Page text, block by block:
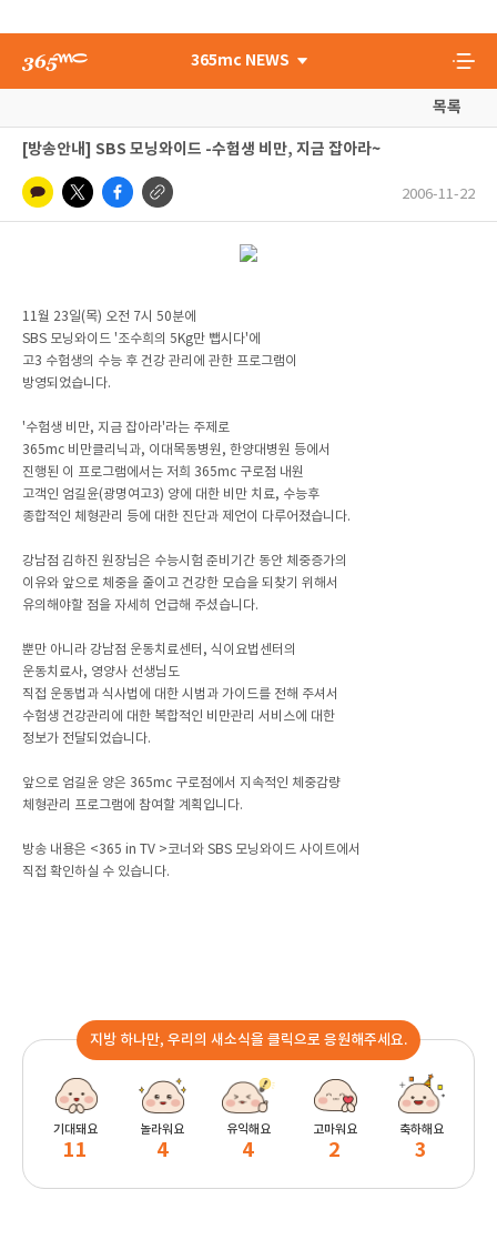
365mc NEWS
목록
[방송안내] SBS 모닝와이드 -수험생 비만, 지금 잡아라~
2006-11-22
11월 23일(목) 오전 7시 50분에
SBS 모닝와이드 '조수희의 5Kg만 뺍시다'에
고3 수험생의 수능 후 건강 관리에 관한 프로그램이
방영되었습니다.
'수험생 비만, 지금 잡아라'라는 주제로
365mc 비만클리닉과, 이대목동병원, 한양대병원 등에서
진행된 이 프로그램에서는 저희 365mc 구로점 내원
고객인 엄길윤(광명여고3) 양에 대한 비만 치료, 수능후
종합적인 체형관리 등에 대한 진단과 제언이 다루어졌습니다.
강남점 김하진 원장님은 수능시험 준비기간 동안 체중증가의
이유와 앞으로 체중을 줄이고 건강한 모습을 되찾기 위해서
유의해야할 점을 자세히 언급해 주셨습니다.
뿐만 아니라 강남점 운동치료센터, 식이요법센터의
운동치료사, 영양사 선생님도
직접 운동법과 식사법에 대한 시범과 가이드를 전해 주셔서
수험생 건강관리에 대한 복합적인 비만관리 서비스에 대한
정보가 전달되었습니다.
앞으로 엄길윤 양은 365mc 구로점에서 지속적인 체중감량
체형관리 프로그램에 참여할 계획입니다.
방송 내용은 <365 in TV >코너와 SBS 모닝와이드 사이트에서
직접 확인하실 수 있습니다.
지방 하나만, 우리의 새소식을 클릭으로 응원해주세요.
기대돼요
11
놀라워요
4
유익해요
4
고마워요
2
축하해요
3